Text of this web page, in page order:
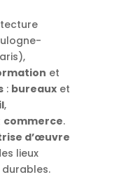
et
: bureaux et
,
commerce.
d’œuvre
lieux